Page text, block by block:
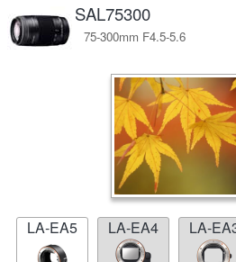
SAL75300
75-300mm F4.5-5.6
LA-EA5 LA-EA4 LA-